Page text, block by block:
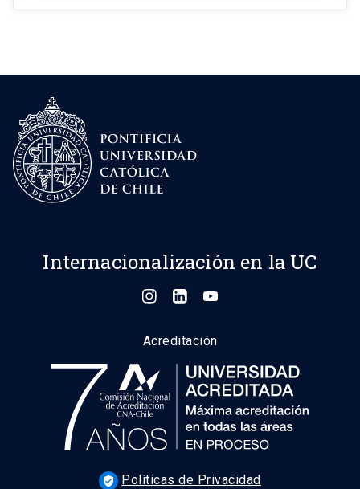
Internacionalización en la UC
Acreditación
verified_user Políticas de Privacidad